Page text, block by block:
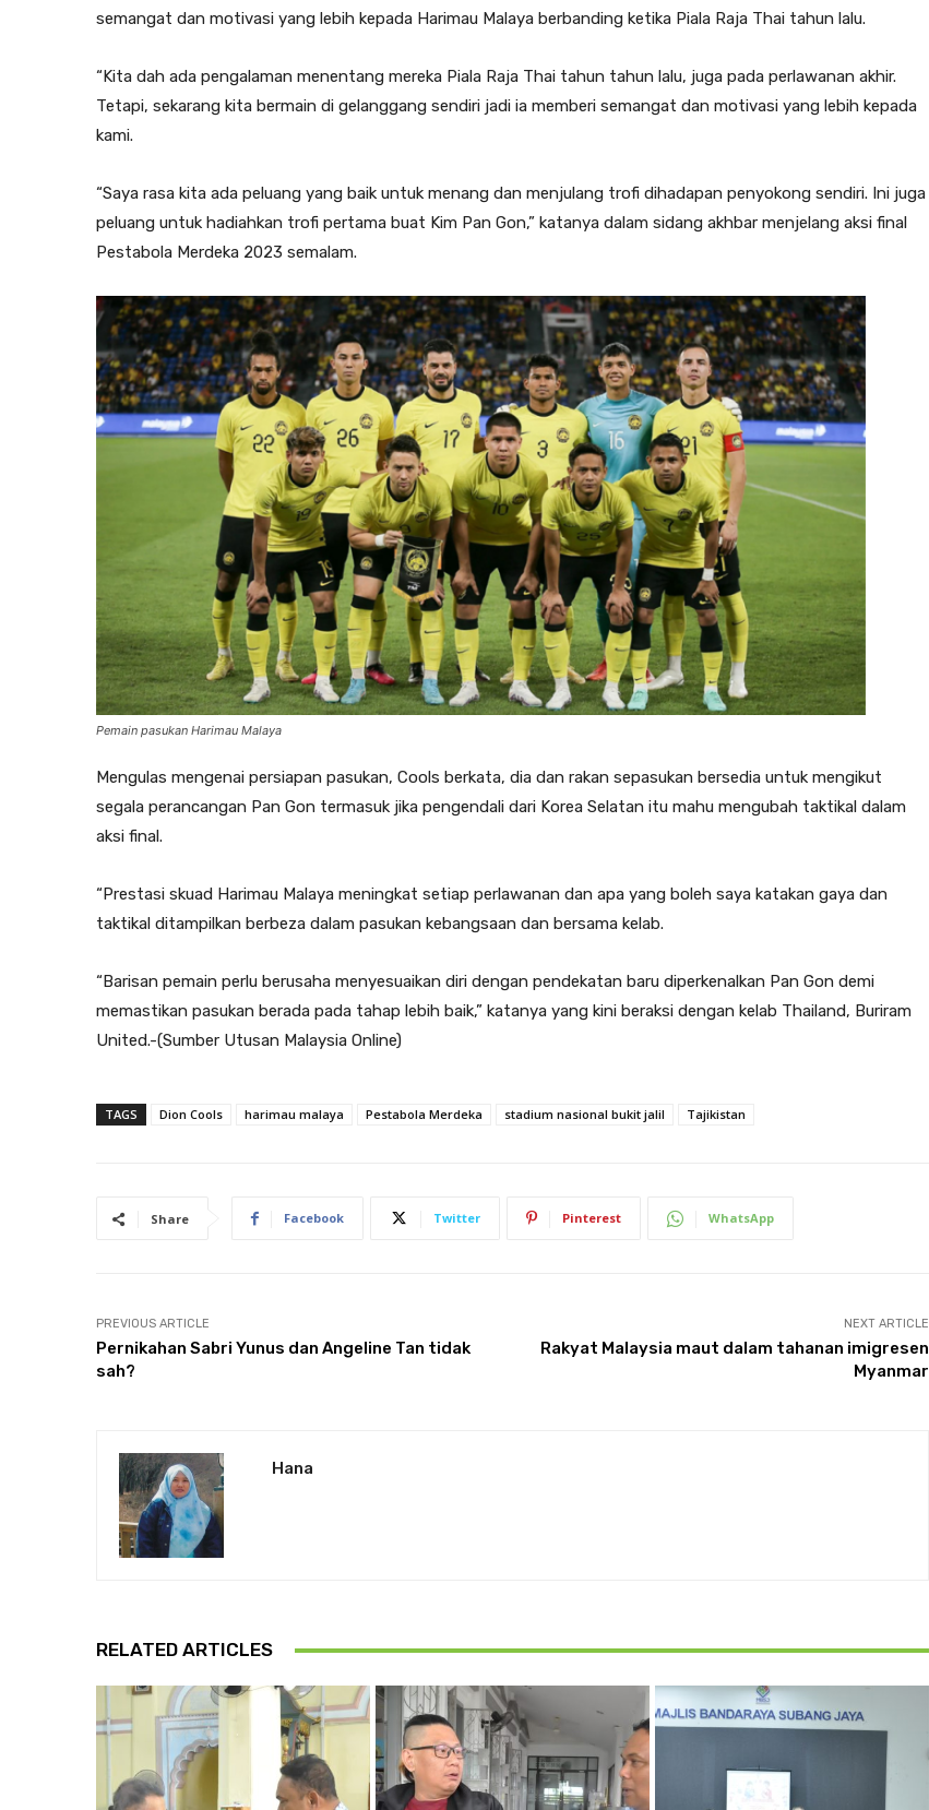
semangat dan motivasi yang lebih kepada Harimau Malaya berbanding ketika Piala Raja Thai tahun lalu.
“Kita dah ada pengalaman menentang mereka Piala Raja Thai tahun tahun lalu, juga pada perlawanan akhir.
Tetapi, sekarang kita bermain di gelanggang sendiri jadi ia memberi semangat dan motivasi yang lebih kepada
kami.
“Saya rasa kita ada peluang yang baik untuk menang dan menjulang trofi dihadapan penyokong sendiri. Ini juga
peluang untuk hadiahkan trofi pertama buat Kim Pan Gon,” katanya dalam sidang akhbar menjelang aksi final
Pestabola Merdeka 2023 semalam.
Pemain pasukan Harimau Malaya
Mengulas mengenai persiapan pasukan, Cools berkata, dia dan rakan sepasukan bersedia untuk mengikut
segala perancangan Pan Gon termasuk jika pengendali dari Korea Selatan itu mahu mengubah taktikal dalam
aksi final.
“Prestasi skuad Harimau Malaya meningkat setiap perlawanan dan apa yang boleh saya katakan gaya dan
taktikal ditampilkan berbeza dalam pasukan kebangsaan dan bersama kelab.
“Barisan pemain perlu berusaha menyesuaikan diri dengan pendekatan baru diperkenalkan Pan Gon demi
memastikan pasukan berada pada tahap lebih baik,” katanya yang kini beraksi dengan kelab Thailand, Buriram
United.-(Sumber Utusan Malaysia Online)
TAGS Dion Cools harimau malaya Pestabola Merdeka stadium nasional bukit jalil Tajikistan
Share Facebook Twitter Pinterest WhatsApp
PREVIOUS ARTICLE
Pernikahan Sabri Yunus dan Angeline Tan tidak
sah?
NEXT ARTICLE
Rakyat Malaysia maut dalam tahanan imigresen
Myanmar
Hana
RELATED ARTICLES